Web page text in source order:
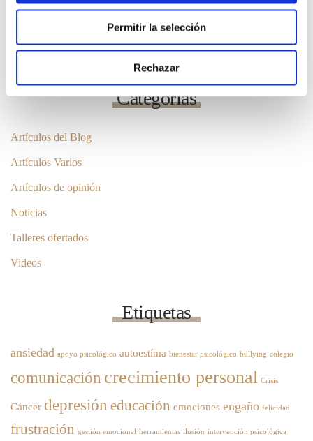
Permitir la selección
Rechazar
4 5
Categorías
Artículos del Blog
Artículos Varios
Artículos de opinión
Noticias
Talleres ofertados
Videos
Etiquetas
ansiedad apoyo psicológico autoestíma bienestar psicológico bullying colegio
comunicación crecimiento personal Crisis
Cáncer depresión educación emociones engaño felicidad
frustración gestión emocional herramientas ilusión intervención psicológica